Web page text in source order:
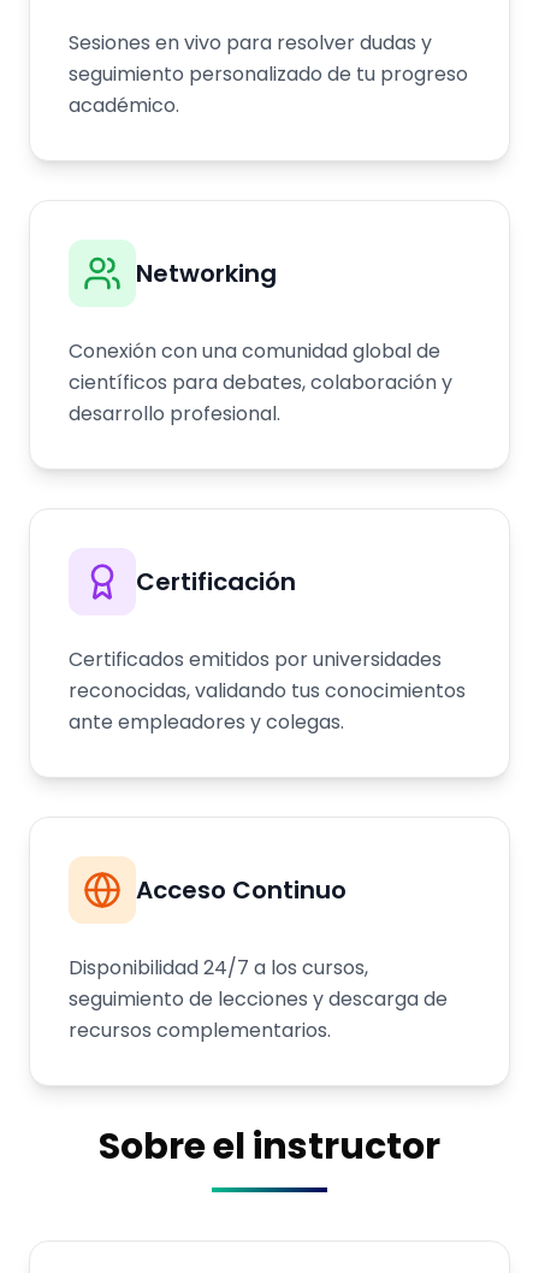
Sesiones en vivo para resolver dudas y
seguimiento personalizado de tu progreso
académico.
Networking
Conexión con una comunidad global de
científicos para debates, colaboración y
desarrollo profesional.
Certificación
Certificados emitidos por universidades
reconocidas, validando tus conocimientos
ante empleadores y colegas.
Acceso Continuo
Disponibilidad 24/7 a los cursos,
seguimiento de lecciones y descarga de
recursos complementarios.
Sobre el instructor